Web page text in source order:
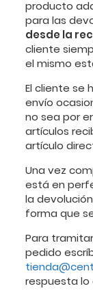
producto
para las
desde la
cliente
el mismo
El cliente se
envío
no sea por
artículos
artículo
Una vez
está en
la
forma que
Para
pedido
respuesta lo